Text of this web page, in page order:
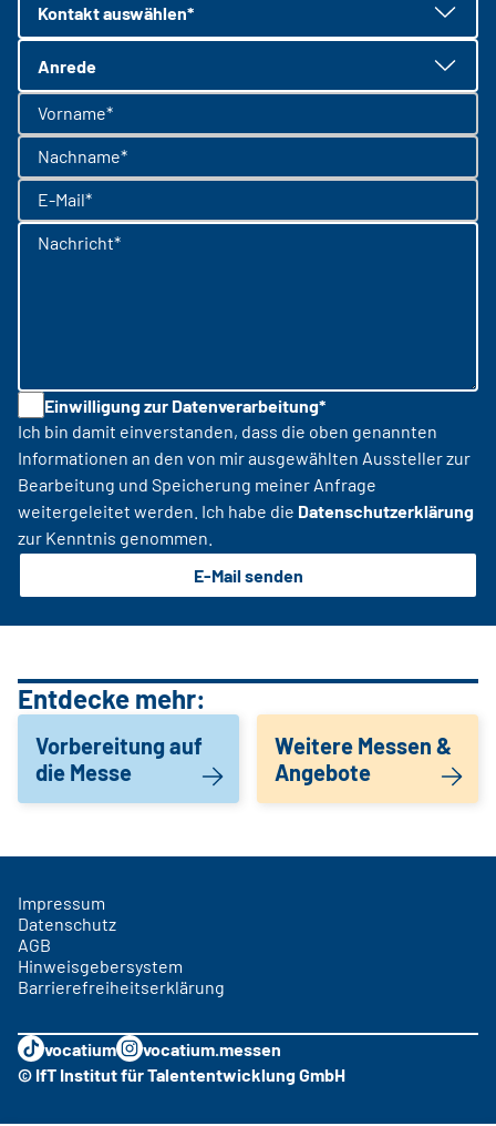
Kontakt auswählen*
Anrede
Vorname*
Nachname*
E-Mail*
Nachricht*
Einwilligung zur Datenverarbeitung*
Ich bin damit einverstanden, dass die oben genannten
Informationen an den von mir ausgewählten Aussteller zur
Bearbeitung und Speicherung meiner Anfrage
weitergeleitet werden. Ich habe die Datenschutzerklärung
zur Kenntnis genommen.
E-Mail senden
Entdecke mehr:
Vorbereitung auf
die Messe
Weitere Messen &
Angebote
Impressum
Datenschutz
AGB
Hinweisgebersystem
Barrierefreiheitserklärung
vocatium
vocatium.messen
© IfT Institut für Talententwicklung GmbH